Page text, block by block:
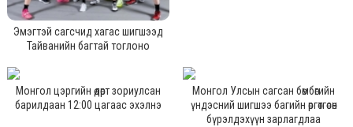
Эмэгтэй сагсчид хагас шигшээд
Тайванийн багтай тоглоно
Монгол цэргийн өдөрт зориулсан
барилдаан 12:00 цагаас эхэлнэ
Монгол Улсын сагсан бөмбөгийн
үндэсний шигшээ багийн өргөтгөсөн
бүрэлдэхүүн зарлагдлаа